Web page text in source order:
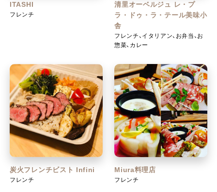
ITASHI
フレンチ
清里オーベルジュ レ・プ
ラ・ドゥ・ラ・テール美味小
舎
フレンチ、イタリアン、お弁当、お
惣菜、カレー
炭火フレンチビスト Infini
フレンチ
Miura料理店
フレンチ